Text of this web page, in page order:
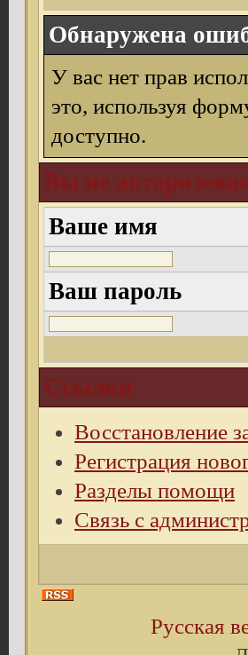
Обнаружена
У вас нет прав
это, используя
доступно.
Вы не
Ваше имя
Ваш пароль
Ссылки
Восстановление
Регистрация
Разделы помощи
Связь с
Русская